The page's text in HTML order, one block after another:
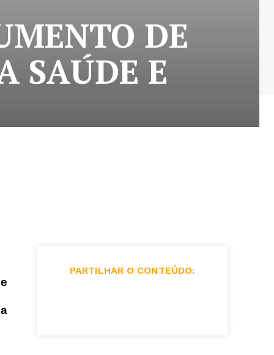
DE
SAÚDE E
PARTILHAR O CONTEÚDO: